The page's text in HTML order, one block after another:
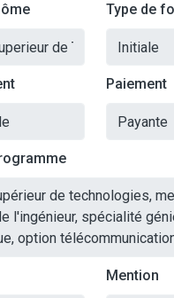
Type de
Paiement
Mention